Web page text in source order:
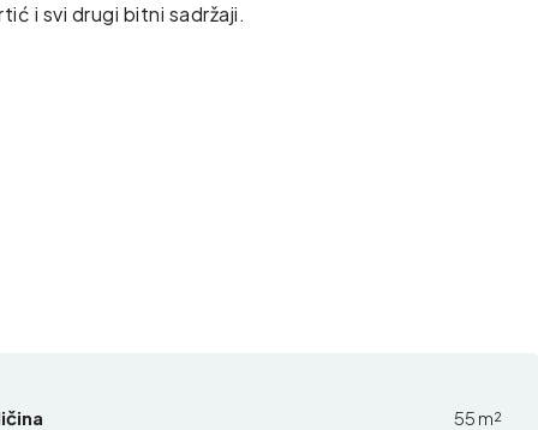
i svi drugi bitni sadržaji.
55 m²